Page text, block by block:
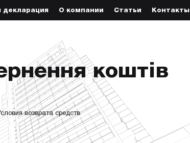
декларация О компании Статьи Контакты
коштів
возврата средств